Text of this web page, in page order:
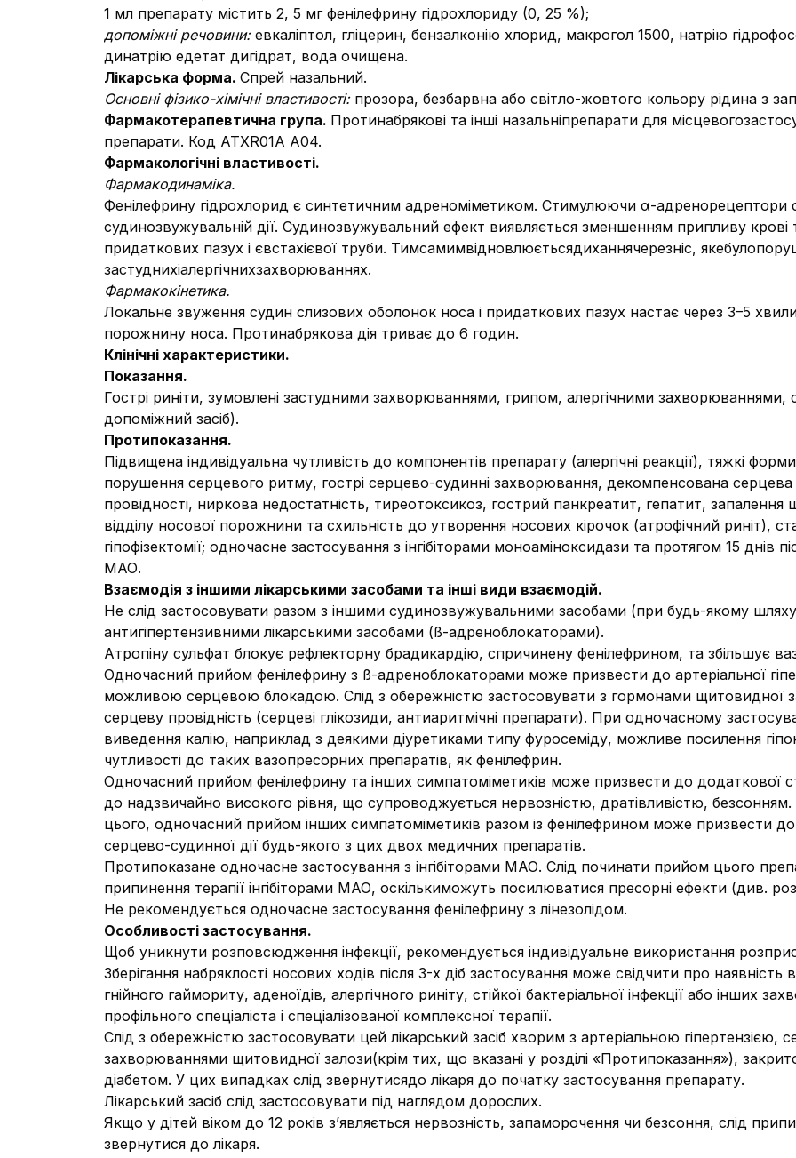
1 мл препарату містить 2, 5 мг фенілефрину гідрохлориду (0, 25 %);
допоміжні речовини: евкаліптол, гліцерин, бензалконію хлорид, макрогол 1500, натрію
динатрію едетат дигідрат, вода очищена.
Лікарська форма. Спрей назальний.
Основні фізико-хімічні властивості: прозора, безбарвна або світло-жовтого кольору рідина з
Фармакотерапевтична група. Протинабрякові та інші назальніпрепарати для
препарати. Код АТХR01A А04.
Фармакологічні властивості.
Фармакодинаміка.
Фенілефрину гідрохлорид є синтетичним адреноміметиком. Стимулюючи α-адренорецептори
судинозвужувальній дії. Судинозвужувальний ефект виявляється зменшенням припливу
придаткових пазух і євстахієвої труби. Тимсамимвідновлюєтьсядиханнячерезніс,
застуднихіалергічнихзахворюваннях.
Фармакокінетика.
Локальне звуження судин слизових оболонок носа і придаткових пазух настає через 3–5
порожнину носа. Протинабрякова дія триває до 6 годин.
Клінічні характеристики.
Показання.
Гострі риніти, зумовлені застудними захворюваннями, грипом, алергічними захворюваннями,
допоміжний засіб).
Протипоказання.
Підвищена індивідуальна чутливість до компонентів препарату (алергічні реакції), тяжкі форми
порушення серцевого ритму, гострі серцево-судинні захворювання, декомпенсована
провідності, ниркова недостатність, тиреотоксикоз, гострий панкреатит, гепатит,
відділу носової порожнини та схильність до утворення носових кірочок (атрофічний риніт),
гіпофізектомії; одночасне застосування з інгібіторами моноаміноксидази та протягом 15 днів
МАО.
Взаємодія з іншими лікарськими засобами та інші види взаємодій.
Не слід застосовувати разом з іншими судинозвужувальними засобами (при будь-якому
антигіпертензивними лікарськими засобами (ß-адреноблокаторами).
Атропіну сульфат блокує рефлекторну брадикардію, спричинену фенілефрином, та збільшує
Одночасний прийом фенілефрину з ß-адреноблокаторами може призвести до артеріальної
можливою серцевою блокадою. Слід з обережністю застосовувати з гормонами щитовидної
серцеву провідність (серцеві глікозиди, антиаритмічні препарати). При одночасному
виведення калію, наприклад з деякими діуретиками типу фуросеміду, можливе посилення
чутливості до таких вазопресорних препаратів, як фенілефрин.
Одночасний прийом фенілефрину та інших симпатоміметиків може призвести до додаткової
до надзвичайно високого рівня, що супроводжується нервозністю, дратівливістю,
цього, одночасний прийом інших симпатоміметиків разом із фенілефрином може призвести до
серцево-судинної дії будь-якого з цих двох медичних препаратів.
Протипоказане одночасне застосування з інгібіторами МАО. Слід починати прийом цього
припинення терапії інгібіторами МАО, оскількиможуть посилюватися пресорні ефекти (див.
Не рекомендується одночасне застосування фенілефрину з лінезолідом.
Особливості застосування.
Щоб уникнути розповсюдження інфекції, рекомендується індивідуальне використання
Зберігання набряклості носових ходів після 3-х діб застосування може свідчити про
гнійного гаймориту, аденоїдів, алергічного риніту, стійкої бактеріальної інфекції або інших
профільного спеціаліста і спеціалізованої комплексної терапії.
Слід з обережністю застосовувати цей лікарський засіб хворим з артеріальною
захворюваннями щитовидної залози(крім тих, що вказані у розділі «Протипоказання»),
діабетом. У цих випадках слід звернутисядо лікаря до початку застосування препарату.
Лікарський засіб слід застосовувати під наглядом дорослих.
Якщо у дітей віком до 12 років з’являється нервозність, запаморочення чи безсоння, слід
звернутися до лікаря.